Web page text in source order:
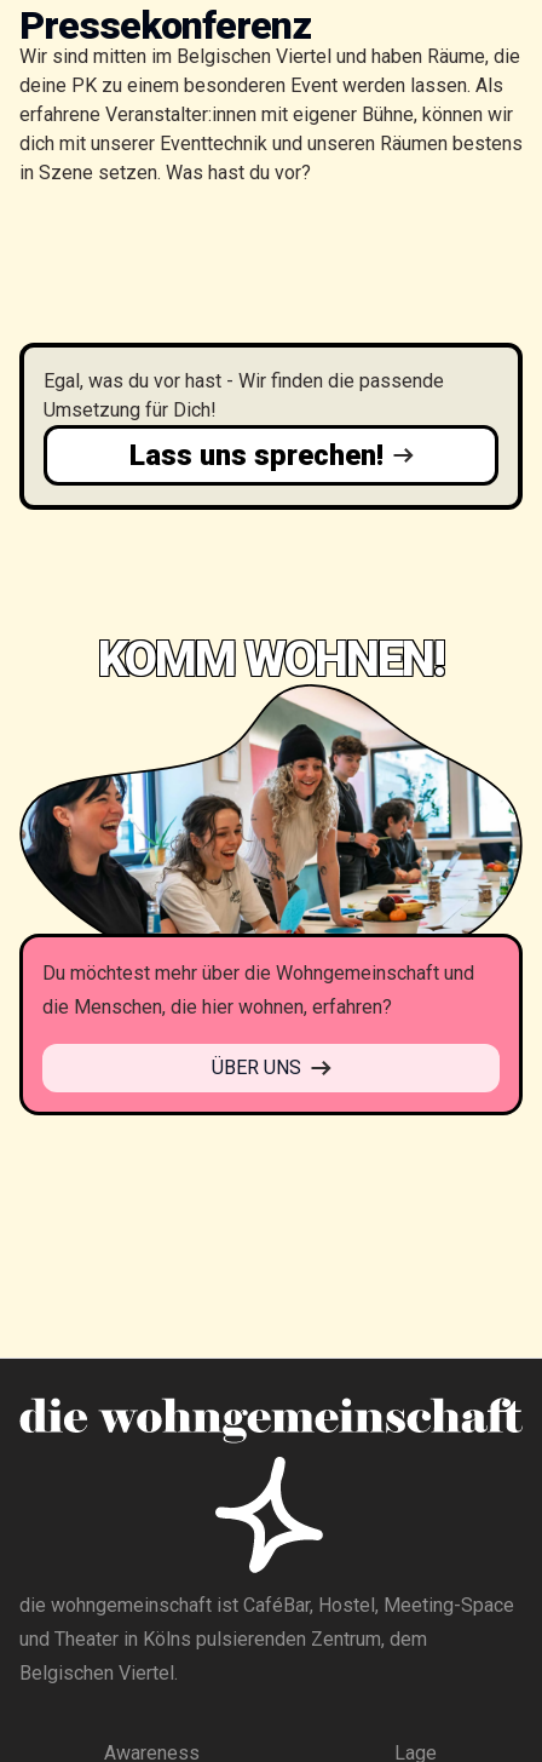
Pressekonferenz
Wir sind mitten im Belgischen Viertel und haben Räume, die
deine PK zu einem besonderen Event werden lassen. Als
erfahrene Veranstalter:innen mit eigener Bühne, können wir
dich mit unserer Eventtechnik und unseren Räumen bestens
in Szene setzen. Was hast du vor?
Egal, was du vor hast - Wir finden die passende
Umsetzung für Dich!
Lass uns sprechen!
KOMM WOHNEN!
Du möchtest mehr über die Wohngemeinschaft und
die Menschen, die hier wohnen, erfahren?
ÜBER UNS
die wohngemeinschaft ist CaféBar, Hostel, Meeting-Space
und Theater in Kölns pulsierenden Zentrum, dem
Belgischen Viertel.
Awareness Lage